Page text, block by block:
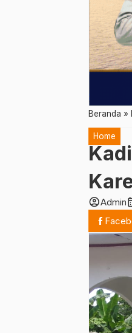
Beranda »
Home
account_circleAdmin